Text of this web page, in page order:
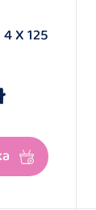
X 125